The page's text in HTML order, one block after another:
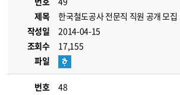
제목
한국철도공사 전문직 직원 공개 모집
작성일
2014-04-15
조회수
17,155
파일
번호
48